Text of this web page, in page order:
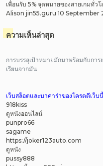
เพื่อนรับ 5% จุดหมายของสายเกมทั่ว
Alison jin55.guru 10 September
ความเห็นล่าสุด
การบรรลุเป้าหมายมักมาพร้อมกับการ
เรียนจากมัน
เว็บสล็อตและบาคาร่าของโครตดีเว็บ
918kiss
ดูหนังออนไลน์
punpro66
sagame
https://joker123auto.com
ดูหนัง
pussy888